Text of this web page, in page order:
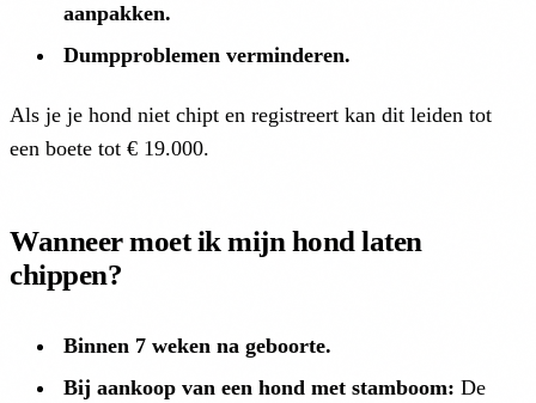
aanpakken.
Dumpproblemen verminderen.
Als je je hond niet chipt en registreert kan dit leiden tot
een boete tot € 19.000.
Wanneer moet ik mijn hond laten
chippen?
Binnen 7 weken na geboorte.
Bij aankoop van een hond met stamboom: De